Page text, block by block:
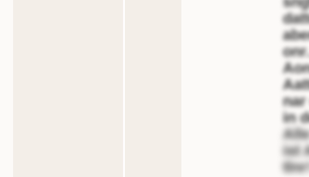
in
ist